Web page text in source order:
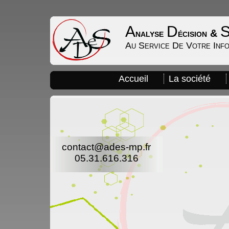
Analyse Décision &
Au Service De Votre
Accueil La société
contact@ades-mp.fr
05.31.616.316